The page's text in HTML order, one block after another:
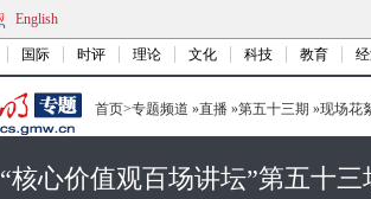
English
国际 时评 理论 文化 科技 教育
首页>专题频道 »直播 »第五十三期 »现场花
“核心价值观百场讲坛”第五十